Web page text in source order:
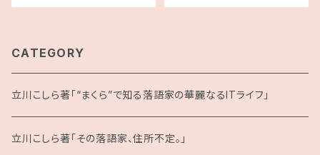
CATEGORY
立川こしら著「“まくら”で知る落語家の華麗なるITライフ」
立川こしら著「その落語家、住所不定。」